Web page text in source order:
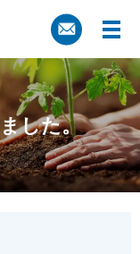
した。